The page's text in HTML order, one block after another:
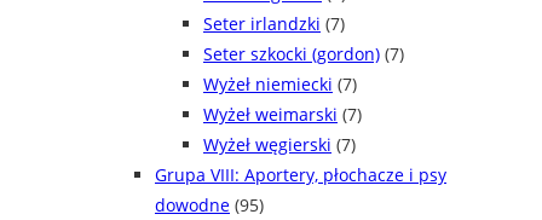
Seter irlandzki (7)
Seter szkocki (gordon) (7)
Wyżeł niemiecki (7)
Wyżeł weimarski (7)
Wyżeł węgierski (7)
Grupa VIII: Aportery, płochacze i psy
dowodne (95)